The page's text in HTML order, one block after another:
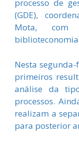
processo de
(GDE),
Mota,
Nesta
primeiros
análise da
processos.
realizam a
para posterior